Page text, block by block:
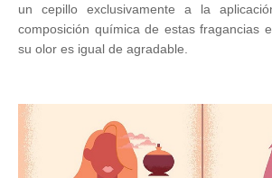
un cepillo exclusivamente a la
composición química de estas fragancias
su olor es igual de agradable.